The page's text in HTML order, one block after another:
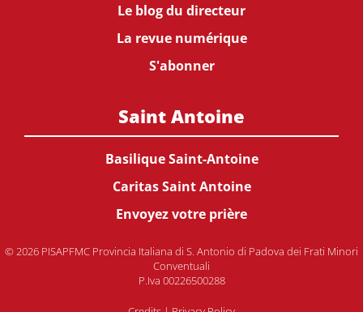
Le blog du directeur
La revue numérique
S'abonner
Saint Antoine
Basilique Saint-Antoine
Caritas Saint Antoine
Envoyez votre prière
© 2026 PISAPFMC Provincia Italiana di S. Antonio di Padova dei Frati Minori
Conventuali
P.Iva 00226500288